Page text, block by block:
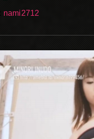
nami2712